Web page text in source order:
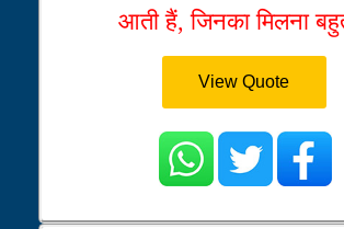
आती हैं, जिनका मिलना
View Quote